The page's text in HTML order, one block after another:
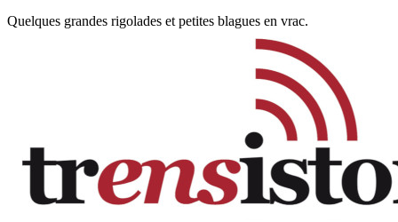
Quelques grandes rigolades et petites blagues en vrac.